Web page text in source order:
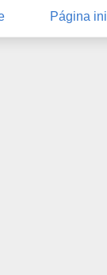
Página